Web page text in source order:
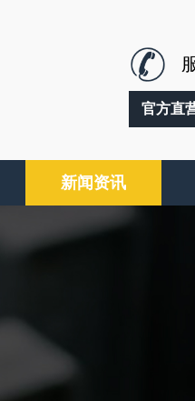
官方直
新闻资讯